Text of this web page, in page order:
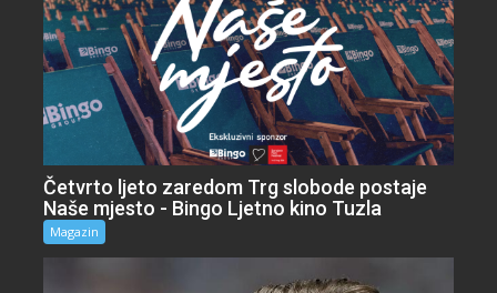
Četvrto ljeto zaredom Trg slobode postaje
Naše mjesto - Bingo Ljetno kino Tuzla
Magazin